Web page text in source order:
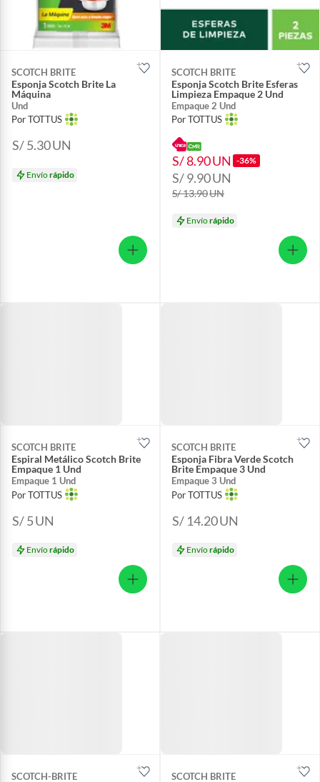
SCOTCH BRITE
Esponja Scotch Brite La
Máquina
Und
Por TOTTUS
S/ 5.30UN
Envíorápido
SCOTCH BRITE
Esponja Scotch Brite Esferas
Limpieza Empaque 2 Und
Empaque 2 Und
Por TOTTUS
S/ 8.90UN -36%
S/ 9.90UN
S/ 13.90UN
Envíorápido
SCOTCH BRITE
Espiral Metálico Scotch Brite
Empaque 1 Und
Empaque 1 Und
Por TOTTUS
S/ 5UN
Envíorápido
SCOTCH BRITE
Esponja Fibra Verde Scotch
Brite Empaque 3 Und
Empaque 3 Und
Por TOTTUS
S/ 14.20UN
Envíorápido
SCOTCH-BRITE SCOTCH BRITE